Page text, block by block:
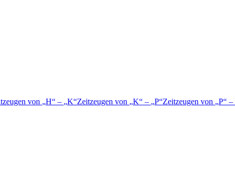
von H – K Zeitzeugen von K – P Zeitzeugen von P –